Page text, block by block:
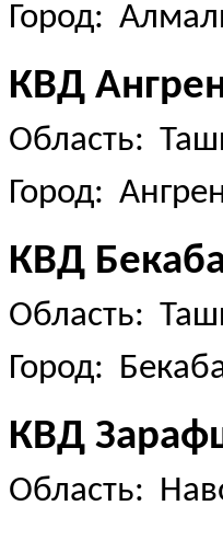
Город:
КВД
Область:
Город:
КВД
Область:
Город:
КВД
Область: